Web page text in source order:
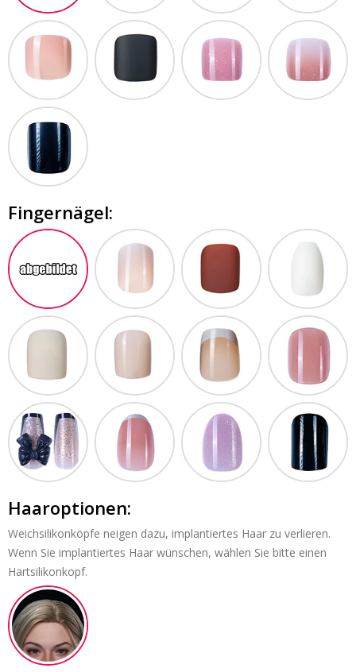
Fingernägel:
Haaroptionen:
Weichsilikonköpfe neigen dazu, implantiertes Haar zu verlieren.
Wenn Sie implantiertes Haar wünschen, wählen Sie bitte einen
Hartsilikonkopf.